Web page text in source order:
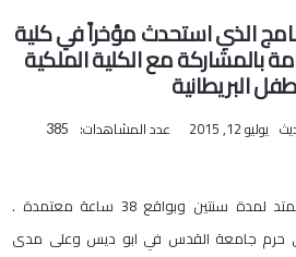
الذي استحدث مؤخراً في كلية
بالمشاركة مع الكلية الملكية
البريطانية
يوليو 12, 2015 عدد المشاهدات: 385
يبدأ البرنامج في أيلول 2015 ويمتد لمدة سنتين وبواقع 38 ساعة معتمدة .
حرم جامعة القدس في ابو ديس وعلى مدى